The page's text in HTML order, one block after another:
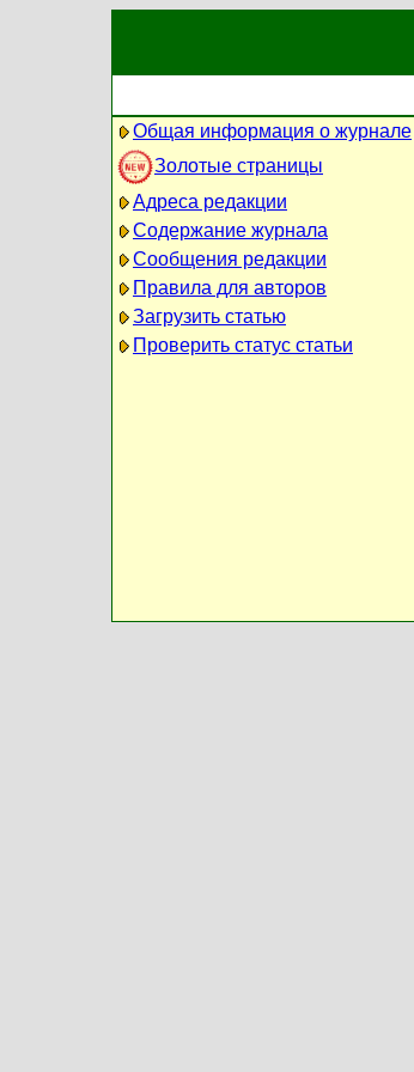
Общая информация о журнале
Золотые страницы
Адреса редакции
Содержание журнала
Сообщения редакции
Правила для авторов
Загрузить статью
Проверить статус статьи